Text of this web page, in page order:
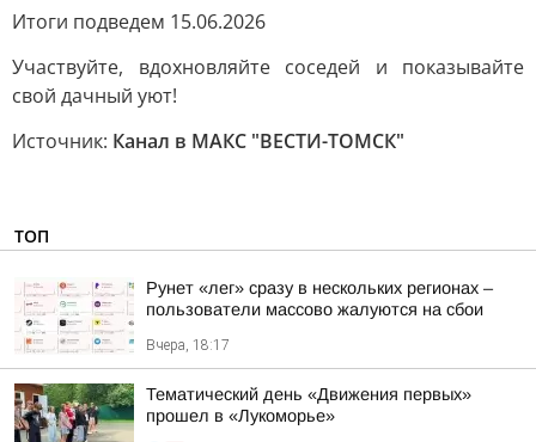
Итоги подведем 15.06.2026
Участвуйте, вдохновляйте соседей и показывайте
свой дачный уют!
Источник: Канал в МАКС "ВЕСТИ-ТОМСК"
ТОП
Рунет «лег» сразу в нескольких регионах –
пользователи массово жалуются на сбои
Вчера, 18:17
Тематический день «Движения первых»
прошел в «Лукоморье»